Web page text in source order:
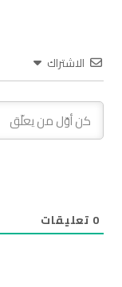
الاشتراك
0 تعليقات